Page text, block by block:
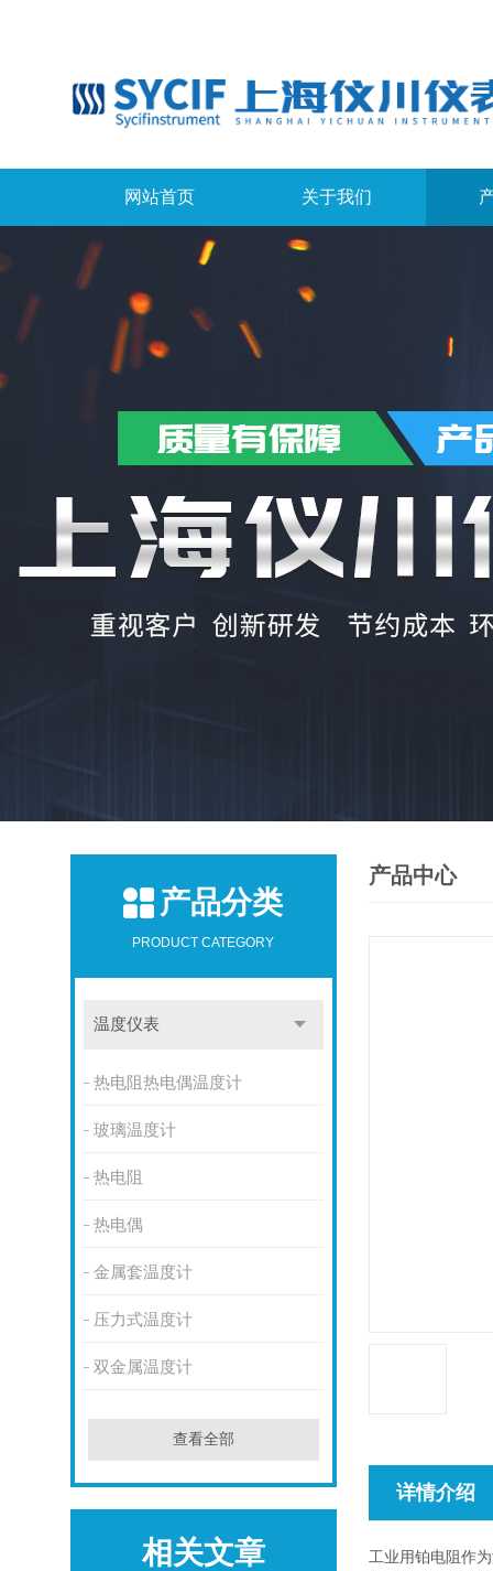
网站首页 关于我们
产品分类
PRODUCT CATEGORY
温度仪表
热电阻热电偶温度计
玻璃温度计
热电阻
热电偶
金属套温度计
压力式温度计
双金属温度计
查看全部
相关文章
产品中心
详情介绍
工业用铂电阻作